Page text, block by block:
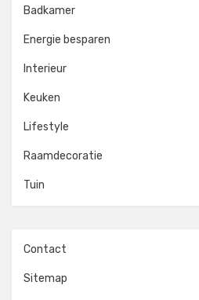
Badkamer
Energie besparen
Interieur
Keuken
Lifestyle
Raamdecoratie
Tuin
Contact
Sitemap